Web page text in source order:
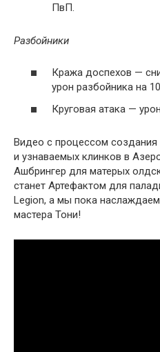
ПвП.
Разбойники
Кража доспехов —
урон разбойника на
Круговая атака —
Видео с процессом
и узнаваемых клинков в
Ашбрингер для матерых
станет Артефактом для
Legion, а мы пока
мастера Тони!